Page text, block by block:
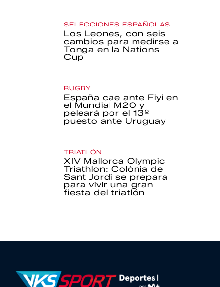
SELECCIONES ESPAÑOLAS
Los Leones, con seis
cambios para medirse a
Tonga en la Nations
Cup
RUGBY
España cae ante Fiyi en
el Mundial M20 y
peleará por el 13º
puesto ante Uruguay
TRIATLÓN
XIV Mallorca Olympic
Triathlon: Colònia de
Sant Jordi se prepara
para vivir una gran
fiesta del triatlón